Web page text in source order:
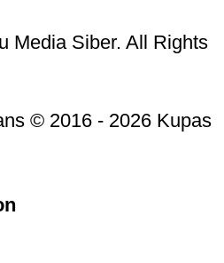
Media Siber. All Rights
© 2016 - 2026 Kupas